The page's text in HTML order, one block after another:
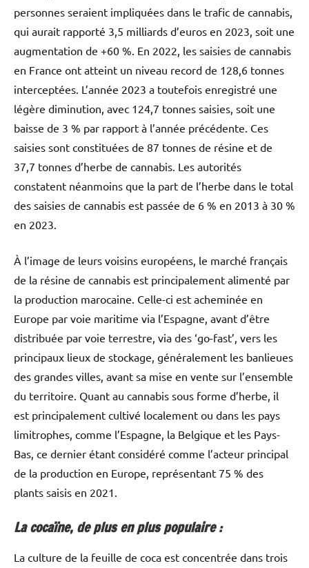
personnes seraient impliquées dans le trafic de cannabis,
qui aurait rapporté 3,5 milliards d’euros en 2023, soit une
augmentation de +60 %. En 2022, les saisies de cannabis
en France ont atteint un niveau record de 128,6 tonnes
interceptées. L’année 2023 a toutefois enregistré une
légère diminution, avec 124,7 tonnes saisies, soit une
baisse de 3 % par rapport à l’année précédente. Ces
saisies sont constituées de 87 tonnes de résine et de
37,7 tonnes d’herbe de cannabis. Les autorités
constatent néanmoins que la part de l’herbe dans le total
des saisies de cannabis est passée de 6 % en 2013 à 30 %
en 2023.
À l’image de leurs voisins européens, le marché français
de la résine de cannabis est principalement alimenté par
la production marocaine. Celle-ci est acheminée en
Europe par voie maritime via l’Espagne, avant d’être
distribuée par voie terrestre, via des ‘go-fast’, vers les
principaux lieux de stockage, généralement les banlieues
des grandes villes, avant sa mise en vente sur l’ensemble
du territoire. Quant au cannabis sous forme d’herbe, il
est principalement cultivé localement ou dans les pays
limitrophes, comme l’Espagne, la Belgique et les Pays-
Bas, ce dernier étant considéré comme l’acteur principal
de la production en Europe, représentant 75 % des
plants saisis en 2021.
La cocaïne, de plus en plus populaire :
La culture de la feuille de coca est concentrée dans trois